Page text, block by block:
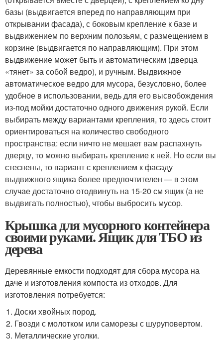
базы (выдвигается вперед по направляющим при
открывании фасада), с боковым крепление к базе и
выдвижением по верхним полозьям, с размещением в
корзине (выдвигается по направляющим). При этом
выдвижение может быть и автоматическим (дверца
«тянет» за собой ведро), и ручным. Выдвижное
автоматическое ведро для мусора, безусловно, более
удобное в использовании, ведь для его высвобождения
из-под мойки достаточно одного движения рукой. Если
выбирать между вариантами крепления, то здесь стоит
ориентироваться на количество свободного
пространства: если ничто не мешает вам распахнуть
дверцу, то можно выбирать крепление к ней. Но если вы
стеснены, то вариант с креплением к фасаду
выдвижного ящика более предпочтителен — в этом
случае достаточно отодвинуть на 15-20 см ящик (а не
выдвигать полностью), чтобы выбросить мусор.
Крышка для мусорного контейнера
своими руками. Ящик для ТБО из
дерева
Деревянные емкости подходят для сбора мусора на
даче и изготовления компоста из отходов. Для
изготовления потребуется:
Доски хвойных пород.
Гвозди с молотком или саморезы с шуруповертом.
Металлические уголки.